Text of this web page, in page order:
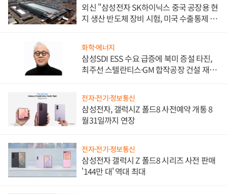
외신 "삼성전자 SK하이닉스 중국 공장용 현
지 생산 반도체 장비 시험, 미국 수출통제 대
화학·에너지
삼성SDI ESS 수요 급증에 북미 증설 타진,
최주선 스텔란티스·GM 합작공장 건설 재추
전자·전기·정보통신
삼성전자, 갤럭시Z 폴드8 사전예약 개통 8
월31일까지 연장
전자·전기·정보통신
삼성전자 갤럭시 Z 폴드8 시리즈 사전 판매
'144만 대' 역대 최대